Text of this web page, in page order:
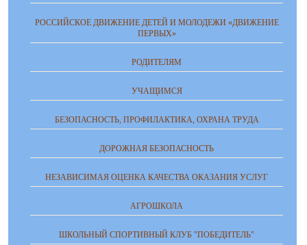
РОССИЙСКОЕ ДВИЖЕНИЕ ДЕТЕЙ И МОЛОДЕЖИ «ДВИЖЕНИЕ
ПЕРВЫХ»
РОДИТЕЛЯМ
УЧАЩИМСЯ
БЕЗОПАСНОСТЬ, ПРОФИЛАКТИКА, ОХРАНА ТРУДА
ДОРОЖНАЯ БЕЗОПАСНОСТЬ
НЕЗАВИСИМАЯ ОЦЕНКА КАЧЕСТВА ОКАЗАНИЯ УСЛУГ
АГРОШКОЛА
ШКОЛЬНЫЙ СПОРТИВНЫЙ КЛУБ "ПОБЕДИТЕЛЬ"